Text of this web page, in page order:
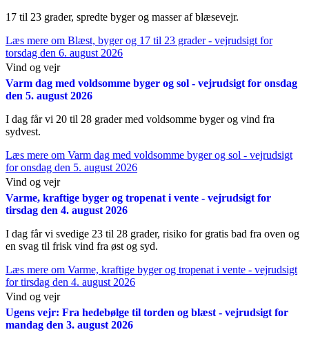
17 til 23 grader, spredte byger og masser af blæsevejr.
Læs mere om Blæst, byger og 17 til 23 grader - vejrudsigt for
torsdag den 6. august 2026
Vind og vejr
Varm dag med voldsomme byger og sol - vejrudsigt for onsdag
den 5. august 2026
I dag får vi 20 til 28 grader med voldsomme byger og vind fra
sydvest.
Læs mere om Varm dag med voldsomme byger og sol - vejrudsigt
for onsdag den 5. august 2026
Vind og vejr
Varme, kraftige byger og tropenat i vente - vejrudsigt for
tirsdag den 4. august 2026
I dag får vi svedige 23 til 28 grader, risiko for gratis bad fra oven og
en svag til frisk vind fra øst og syd.
Læs mere om Varme, kraftige byger og tropenat i vente - vejrudsigt
for tirsdag den 4. august 2026
Vind og vejr
Ugens vejr: Fra hedebølge til torden og blæst - vejrudsigt for
mandag den 3. august 2026